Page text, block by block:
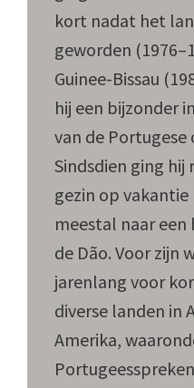
kort nadat het
geworden
Guinee-Bissau
hij een bijzonder
van de
Sindsdien ging
gezin op
meestal naar een
de Dão. Voor zijn
jarenlang voor
diverse landen in
Amerika,